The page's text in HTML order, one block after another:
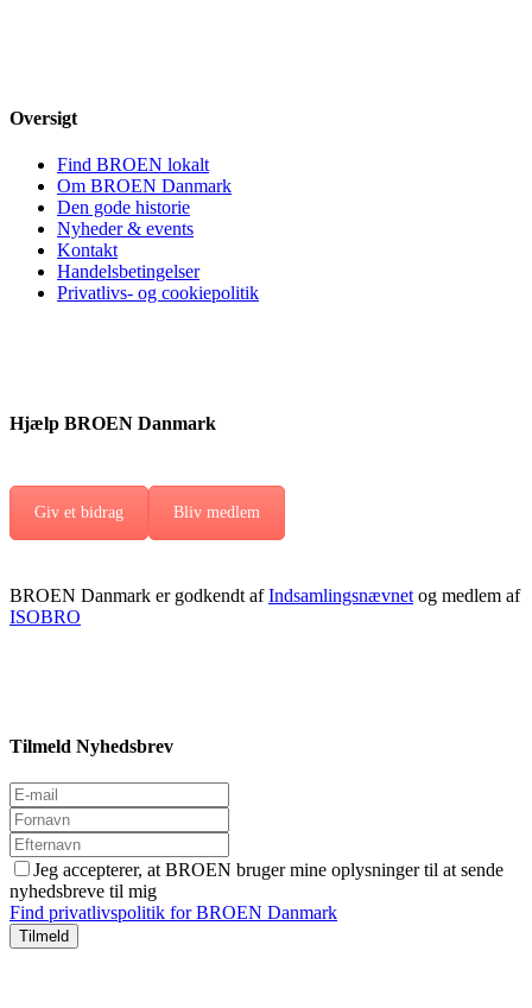
Oversigt
Find BROEN lokalt
Om BROEN Danmark
Den gode historie
Nyheder & events
Kontakt
Handelsbetingelser
Privatlivs- og cookiepolitik
Hjælp BROEN Danmark
Giv et bidrag Bliv medlem
BROEN Danmark er godkendt afIndsamlingsnævnet og medlem af
ISOBRO
Tilmeld Nyhedsbrev
Jeg accepterer, at BROEN bruger mine oplysninger til at sende
nyhedsbreve til mig
Find privatlivspolitik for BROEN Danmark